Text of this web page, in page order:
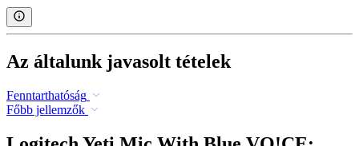
Az általunk javasolt tételek
Fenntarthatóság
Főbb jellemzők